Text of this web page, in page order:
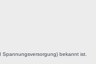
bekannt ist.